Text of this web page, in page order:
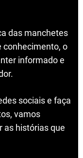
das manchetes
conhecimento, o
informado e
sociais e faça
vamos
as histórias que